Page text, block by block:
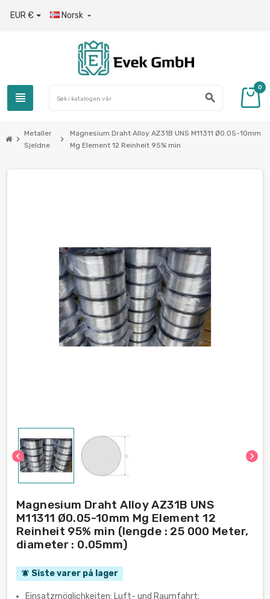
EUR € Norsk 
view_headline search
0
chevron_right
Metaller
Sjeldne
chevron_right
Magnesium Draht Alloy AZ31B UNS M11311 Ø0.05-10mm
Mg Element 12 Reinheit 95% min
chevron_left chevron_right
Magnesium Draht Alloy AZ31B UNS
M11311 Ø0.05-10mm Mg Element 12
Reinheit 95% min (lengde : 25 000 Meter,
diameter : 0.05mm)
notifications_active Siste varer på lager
Einsatzmöglichkeiten: Luft- und Raumfahrt;